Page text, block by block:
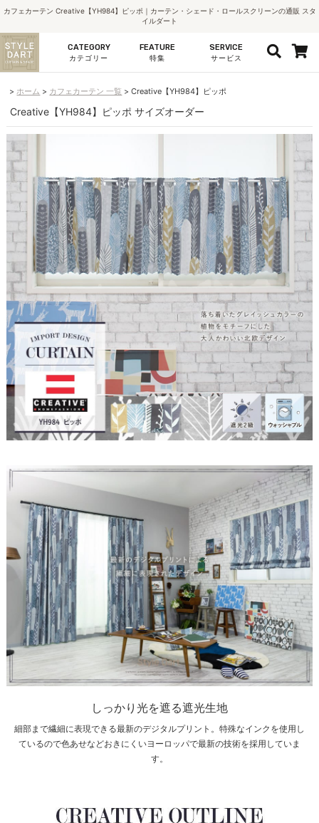
カフェカーテン Creative【YH984】ピッポ｜カーテン・シェード・ロールスクリーンの通販 スタ
イルダート
CATEGORY
カテゴリー
FEATURE
特集
SERVICE
サービス
ホーム カフェカーテン 一覧 Creative【YH984】ピッポ
Creative【YH984】ピッポ サイズオーダー
しっかり光を遮る遮光生地
細部まで繊細に表現できる最新のデジタルプリント。特殊なインクを使用し
ているので色あせなどおきにくいヨーロッパで最新の技術を採用していま
す。